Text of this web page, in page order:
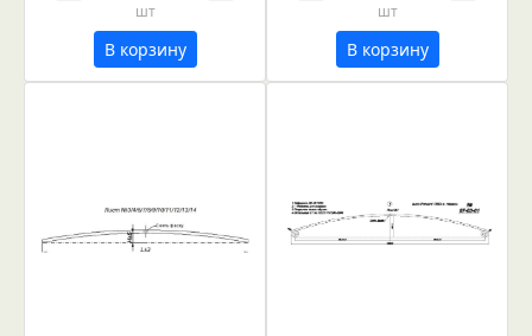
шт
В корзину
шт
В корзину